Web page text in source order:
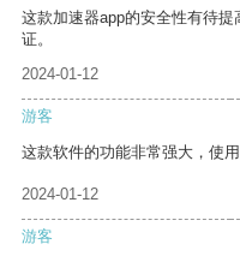
这款加速器app的安全性有待
证。
2024-01-12
游客
这款软件的功能非常强大，使用
2024-01-12
游客